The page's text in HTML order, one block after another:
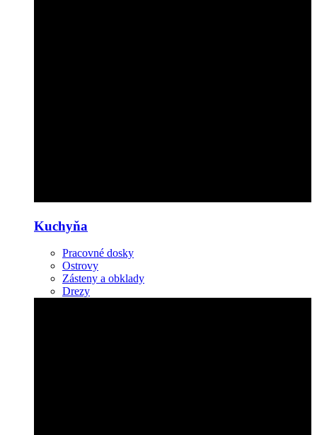
Kuchyňa
Pracovné dosky
Ostrovy
Zásteny a obklady
Drezy